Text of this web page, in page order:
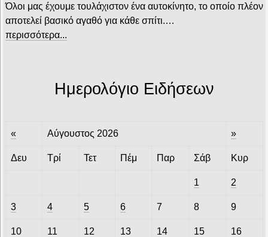
Όλοι μας έχουμε τουλάχιστον ένα αυτοκίνητο, το οποίο πλέον
αποτελεί βασικό αγαθό για κάθε σπίτι.…
περισσότερα...
Ημερολόγιο Ειδήσεων
« Αύγουστος 2026 »
Δευ Τρί Τετ Πέμ Παρ Σάβ Κυρ
1 2
3 4 5 6 7 8 9
10 11 12 13 14 15 16